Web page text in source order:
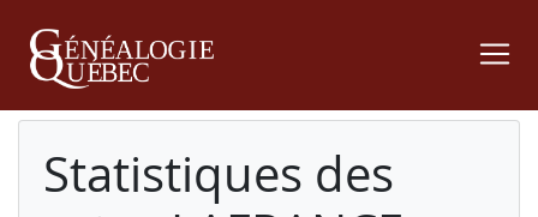
Statistiques des